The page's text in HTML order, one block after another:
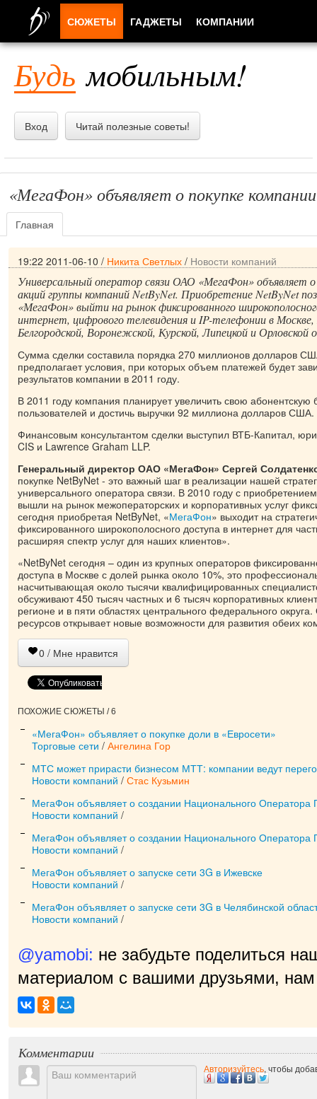
Будь мобильным!
Вход Читай полезные советы!
«МегаФон» объявляет о покупке
Главная
19:22 2011-06-10 / Никита Светлых / Новости компаний
Универсальный оператор связи ОАО «МегаФон» объявляет
акций группы компаний NetByNet. Приобретение NetByNet
«МегаФон» выйти на рынок фиксированного
интернет, цифрового телевидения и IP-телефонии в Москве,
Белгородской, Воронежской, Курской, Липецкой и Орловской
Сумма сделки составила порядка 270 миллионов долларов
предполагает условия, при которых объем платежей будет
результатов компании в 2011 году.
В 2011 году компания планирует увеличить свою абонентскую
пользователей и достичь выручки 92 миллиона долларов США.
Финансовым консультантом сделки выступил ВТБ-Капитал,
CIS и Lawrence Graham LLP.
Генеральный директор ОАО «МегаФон» Сергей
покупке NetByNet - это важный шаг в реализации нашей
универсального оператора связи. В 2010 году с
вышли на рынок межоператорских и корпоративных услуг
сегодня приобретая NetByNet, «МегаФон» выходит на
фиксированного широкополосного доступа в интернет для
расширяя спектр услуг для наших клиентов».
«NetByNet сегодня – один из крупных операторов
доступа в Москве с долей рынка около 10%, это
насчитывающая около тысячи квалифицированных
обсуживают 450 тысяч частных и 6 тысяч корпоративных
регионе и в пяти областях центрального федерального
ресурсов открывает новые возможности для развития обеих
0 / Мне нравится
ПОХОЖИЕ СЮЖЕТЫ / 6
«МегаФон» объявляет о покупке доли в «Евросети»
Торговые сети / Ангелина Гор
МТС может прирасти бизнесом МТТ: компании ведут
Новости компаний / Стас Кузьмин
МегаФон объявляет о создании Национального Оператора
Новости компаний /
МегаФон объявляет о создании Национального Оператора
Новости компаний /
МегаФон объявляет о запуске сети 3G в Ижевске
Новости компаний /
МегаФон объявляет о запуске сети 3G в Челябинской
Новости компаний /
@yamobi: не забудьте поделиться
материалом с вашими друзьями,
Комментарии
Авторизуйтесь, чтобы
СЮЖЕТЫ ГАДЖЕТЫ КОМПАНИИ
ПРИЛОЖЕНИЯ